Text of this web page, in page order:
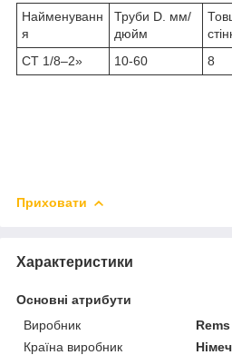
Найменуванн
я
Труби D. мм/
дюйм
СТ 1/8–2» 10-60 8
Приховати
Характеристики
Основні атрибути
Виробник
Rems
Країна виробник